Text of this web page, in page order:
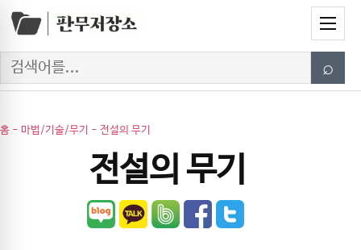
Skip to content
Menu
Search ⌕
홈 - 마법/기술/무기 - 전설의 무기
전설의 무기